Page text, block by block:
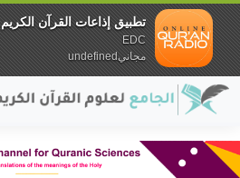
تطبيق إذاعات القرآن الكريم
EDC
مجانيundefined